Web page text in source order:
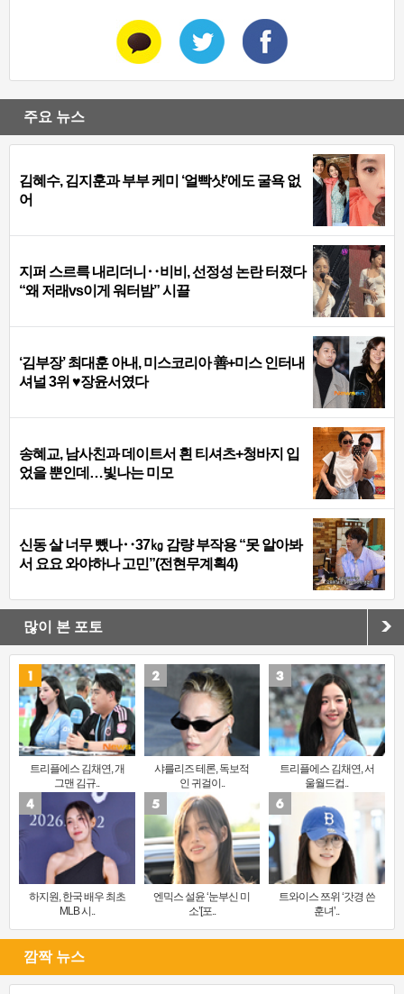
주요 뉴스
김혜수, 김지훈과 부부 케미 ‘얼빡샷’에도 굴욕 없
어
지퍼 스르륵 내리더니‥비비, 선정성 논란 터졌다
“왜 저래vs이게 워터밤” 시끌
‘김부장’ 최대훈 아내, 미스코리아 善+미스 인터내
셔널 3위 ♥장윤서였다
송혜교, 남사친과 데이트서 흰 티셔츠+청바지 입
었을 뿐인데…빛나는 미모
신동 살 너무 뺐나‥37㎏ 감량 부작용 “못 알아봐
서 요요 와야하나 고민”(전현무계획4)
많이 본 포토
트리플에스 김채연, 개
그맨 김규..
샤를리즈 테론, 독보적
인 귀걸이..
트리플에스 김채연, 서
울월드컵..
하지원, 한국 배우 최초
MLB 시..
엔믹스 설윤 ‘눈부신 미
소’[포..
트와이스 쯔위 ‘갓경 쓴
훈녀’..
깜짝 뉴스